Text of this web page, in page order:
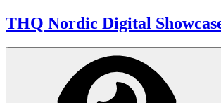
THQ Nordic Digital